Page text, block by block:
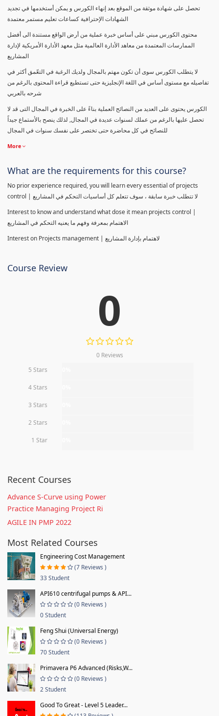
تحصل على شهادة موثقة من الموقع بعد إنهاء الكورس و يمكن أستخدمها في تجديد
الشهادات الإحترافية كساعات تعليم مستمر معتمدة
محتوى الكورس مبني على أساس خبرة عملية من أرض الواقع مستندة الى أفضل
الممارسات المعتمدة من معاهد الأدارة العالمية مثل معهد الأدارة الأمريكية لإدارة
المشاريع
لا يتطلب الكورس سوى أن تكون مهتم بالمجال ولديك الرغبة في التعّمق أكثر في
تفاصيله مع مستوى أساس في اللغة الإنجليزية حتى تستطيع قراءة المحتوى بالرغم من
شرحه بالعربي
الكورس يحتوى على العديد من النصائح العملية بناءً على الخبرة في المجال التى قد لا
تحصل عليها بالرغم من عملك لسنوات عديدة في المجال, لذلك ينصح بالأستماع جيداً
للنصائح في كل محاضرة حتى تختصر على نفسك سنوات في المجال
More
What are the requirements for this course?
No prior experience required, you will learn every essential of projects
control | لا تتطلب خبرة سابقة ، سوف تتعلم كل أساسيات التحكم في المشاريع
Interest to know and understand what dose it mean projects control |
الاهتمام بمعرفة وفهم ما يعنيه التحكم في المشاريع
Interest on Projects management | لاهتمام بإدارة المشاريع
Course Review
0
0 Reviews
5 Stars
4 Stars
3 Stars
2 Stars
1 Star
Recent Courses
Advance S-Curve using Power
Practice Managing Project Ri
AGILE IN PMP 2022
Most Related Courses
Engineering Cost Management
(7 Reviews )
33 Student
API610 centrifugal pumps & API...
(0 Reviews )
0 Student
Feng Shui (Universal Energy)
(0 Reviews )
70 Student
Primavera P6 Advanced (Risks,W...
(0 Reviews )
2 Student
Good To Great - Level 5 Leader...